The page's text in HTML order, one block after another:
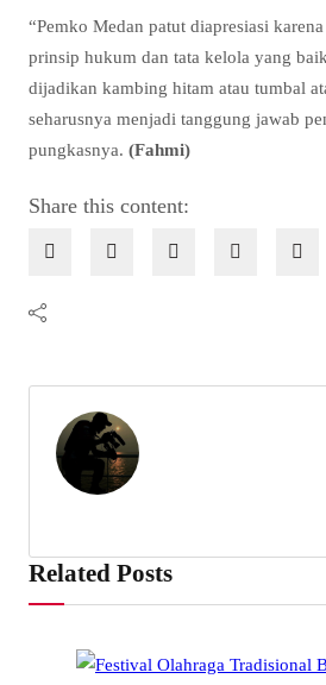
“Pemko Medan patut diapresiasi
prinsip hukum dan tata kelola yang
dijadikan kambing hitam atau tumbal
seharusnya menjadi tanggung jawab
pungkasnya. (Fahmi)
Share this content:
Related Posts